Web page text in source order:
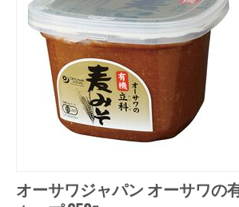
オーサワジャパン オーサワの